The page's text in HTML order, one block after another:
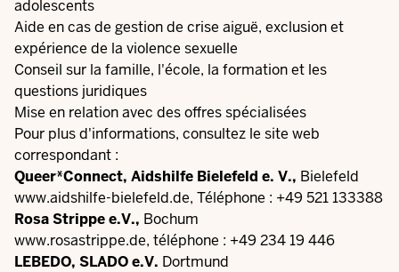
adolescents
Aide en cas de gestion de crise aiguë, exclusion et
expérience de la violence sexuelle
Conseil sur la famille, l'école, la formation et les
questions juridiques
Mise en relation avec des offres spécialisées
Pour plus d'informations, consultez le site web
correspondant :
Queer*Connect, Aidshilfe Bielefeld e. V., Bielefeld
www.aidshilfe-bielefeld.de, Téléphone : +49 521 133388
Rosa Strippe e.V., Bochum
www.rosastrippe.de, téléphone : +49 234 19 446
LEBEDO, SLADO e.V. Dortmund